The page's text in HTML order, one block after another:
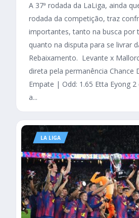
A 37ª rodada da LaLiga, ainda
rodada da competição, traz
importantes, tanto na busca por
quanto na disputa para se livrar
Rebaixamento. Levante x
direta pela permanência Chance
Empate | Odd: 1.65 Etta Eyong
a...
LA LIGA